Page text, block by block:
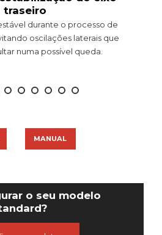
traseiro
durante o processo de
oscilações laterais que
numa possível queda.
MANUAL
o seu modelo